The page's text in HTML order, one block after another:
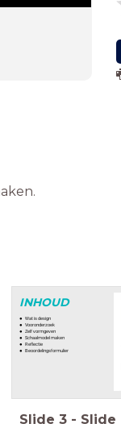
Wat is design
Vooronderzoek
Zelf vormgeven
Schaalmodel maken
Reflectie
Beoordelingsformulier
INHOUD
Slide 3 - Slide